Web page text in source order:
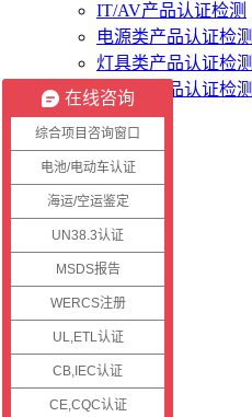
IT/AV产品认证检测
电源类产品认证检测
灯具类产品认证检测
无线类产品认证检测
客服系统
客户登录
证书查询
报告查询
认证资讯
公司新闻
认证资讯
在线咨询
综合项目咨询窗口
电池/电动车认证
海运/空运鉴定
UN38.3认证
MSDS报告
WERCS注册
UL,ETL认证
CB,IEC认证
CE,CQC认证